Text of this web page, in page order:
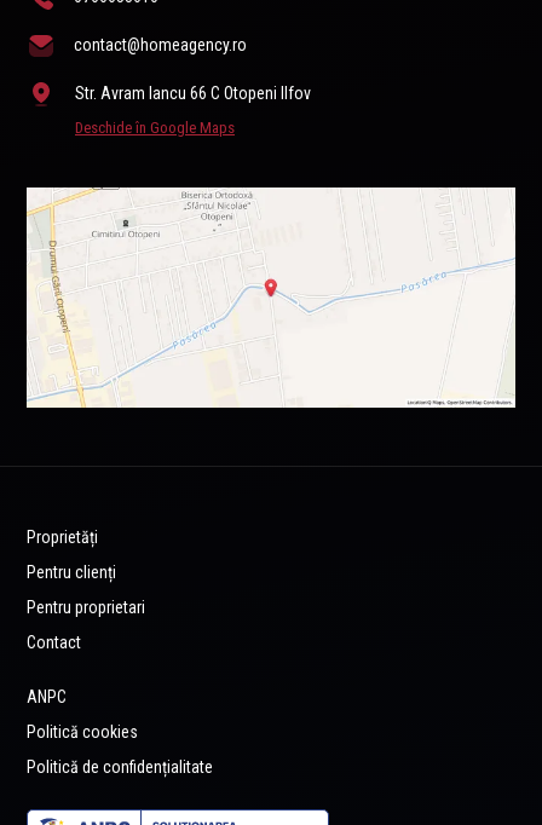
contact@homeagency.ro
Str. Avram Iancu 66 C Otopeni Ilfov
Deschide în Google Maps
Proprietăți
Pentru clienți
Pentru proprietari
Contact
ANPC
Politică cookies
Politică de confidențialitate